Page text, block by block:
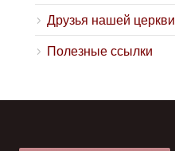
Друзья нашей церкви
Полезные ссылки